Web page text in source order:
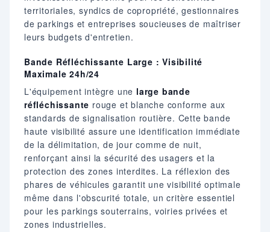
territoriales, syndics de copropriété, gestionnaires
de parkings et entreprises soucieuses de maîtriser
leurs budgets d'entretien.
Bande Réfléchissante Large : Visibilité
Maximale 24h/24
L'équipement intègre une large bande
réfléchissante rouge et blanche conforme aux
standards de signalisation routière. Cette bande
haute visibilité assure une identification immédiate
de la délimitation, de jour comme de nuit,
renforçant ainsi la sécurité des usagers et la
protection des zones interdites. La réflexion des
phares de véhicules garantit une visibilité optimale
même dans l'obscurité totale, un critère essentiel
pour les parkings souterrains, voiries privées et
zones industrielles.